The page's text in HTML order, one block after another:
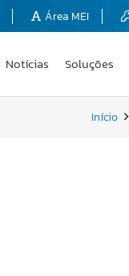
Área MEI
Notícias Soluções
Início